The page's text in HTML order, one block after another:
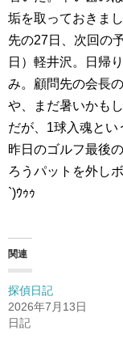
垢を取っておきま
先の27日、次回の
日）軽井沢。日帰
み。顧問先の会長
や、まだ暑いかも
だが、1球入魂とい
昨日のゴルフ最後
ろうパットを外し
`)ｳｩｩ
関連
探偵日記
2026年7月13日
日記